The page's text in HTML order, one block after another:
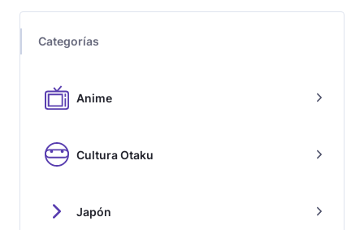
Categorías
Anime
Cultura Otaku
Japón